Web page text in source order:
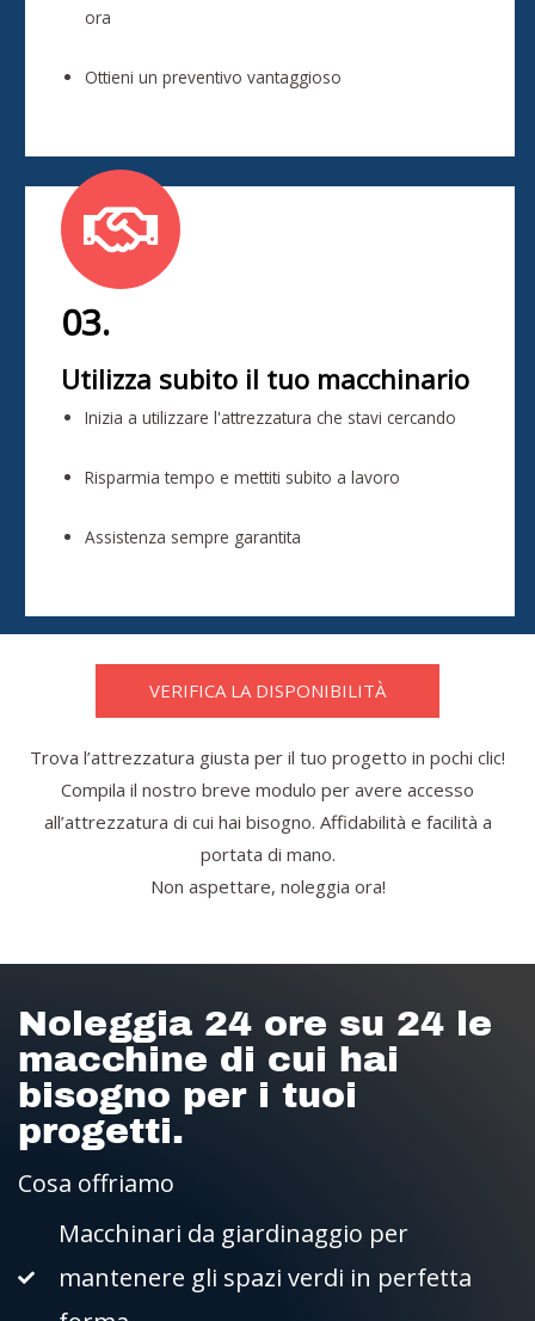
ora
Ottieni un preventivo vantaggioso
03.
Utilizza subito il tuo macchinario
Inizia a utilizzare l'attrezzatura che stavi cercando
Risparmia tempo e mettiti subito a lavoro
Assistenza sempre garantita
VERIFICA LA DISPONIBILITÀ
Trova l’attrezzatura giusta per il tuo progetto in pochi clic!
Compila il nostro breve modulo per avere accesso
all’attrezzatura di cui hai bisogno. Affidabilità e facilità a
portata di mano.
Non aspettare, noleggia ora!
Noleggia 24 ore su 24 le
macchine di cui hai
bisogno per i tuoi
progetti.
Cosa offriamo
Macchinari da giardinaggio per
mantenere gli spazi verdi in perfetta